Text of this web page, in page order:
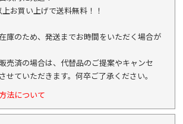
お買い上げで送料無料！！
庫のため、発送までお時間をいただく場合が
売済の場合は、代替品のご提案やキャンセ
せていただきます。何卒ご了承ください。
法について